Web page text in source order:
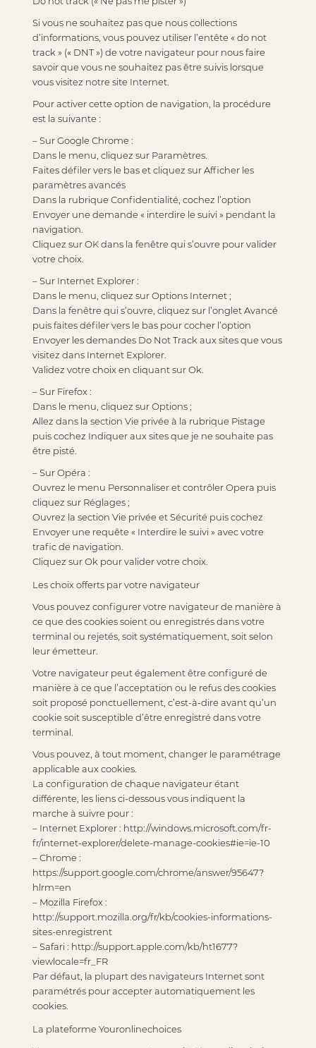
Si vous ne souhaitez pas que nous collections
d’informations, vous pouvez utiliser l’entête « do not
track » (« DNT ») de votre navigateur pour nous faire
savoir que vous ne souhaitez pas être suivis lorsque
vous visitez notre site Internet.
Pour activer cette option de navigation, la procédure
est la suivante :
– Sur Google Chrome :
Dans le menu, cliquez sur Paramètres.
Faites défiler vers le bas et cliquez sur Afficher les
paramètres avancés
Dans la rubrique Confidentialité, cochez l’option
Envoyer une demande « interdire le suivi » pendant la
navigation.
Cliquez sur OK dans la fenêtre qui s’ouvre pour valider
votre choix.
– Sur Internet Explorer :
Dans le menu, cliquez sur Options Internet ;
Dans la fenêtre qui s’ouvre, cliquez sur l’onglet Avancé
puis faites défiler vers le bas pour cocher l’option
Envoyer les demandes Do Not Track aux sites que vous
visitez dans Internet Explorer.
Validez votre choix en cliquant sur Ok.
– Sur Firefox :
Dans le menu, cliquez sur Options ;
Allez dans la section Vie privée à la rubrique Pistage
puis cochez Indiquer aux sites que je ne souhaite pas
être pisté.
– Sur Opéra :
Ouvrez le menu Personnaliser et contrôler Opera puis
cliquez sur Réglages ;
Ouvrez la section Vie privée et Sécurité puis cochez
Envoyer une requête « Interdire le suivi » avec votre
trafic de navigation.
Cliquez sur Ok pour valider votre choix.
Les choix offerts par votre navigateur
Vous pouvez configurer votre navigateur de manière à
ce que des cookies soient ou enregistrés dans votre
terminal ou rejetés, soit systématiquement, soit selon
leur émetteur.
Votre navigateur peut également être configuré de
manière à ce que l’acceptation ou le refus des cookies
soit proposé ponctuellement, c’est-à-dire avant qu’un
cookie soit susceptible d’être enregistré dans votre
terminal.
Vous pouvez, à tout moment, changer le paramétrage
applicable aux cookies.
La configuration de chaque navigateur étant
différente, les liens ci-dessous vous indiquent la
marche à suivre pour :
– Internet Explorer : http://windows.microsoft.com/fr-
fr/internet-explorer/delete-manage-cookies#ie=ie-10
– Chrome :
https://support.google.com/chrome/answer/95647?
hlrm=en
– Mozilla Firefox :
http://support.mozilla.org/fr/kb/cookies-informations-
sites-enregistrent
– Safari : http://support.apple.com/kb/ht1677?
viewlocale=fr_FR
Par défaut, la plupart des navigateurs Internet sont
paramétrés pour accepter automatiquement les
cookies.
La plateforme Youronlinechoices